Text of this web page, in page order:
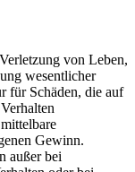
von Leben,
wesentlicher
für Schäden, die auf
Gewinn.
außer bei